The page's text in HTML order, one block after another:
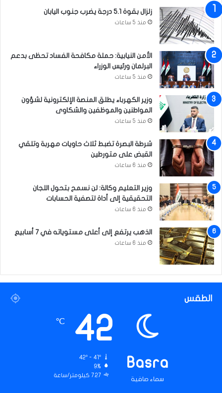
د
م
ي
ر
ا
ؤ
م
ن
ن
و
ب
ي
ب
م
ن
ب
ة
ا
د
ة
ا
ل
إ
م
ا
م
ا
ل
ح
س
ن
(
زلزال بقوة 5.1 درجة يضرب جنوب اليابان
منذ 5 ساعات
الأمن النيابية: حملة مكافحة الفساد تحظى بدعم
البرلمان ورئيس الوزراء
منذ 5 ساعات
وزير الكهرباء يطلق المنصة الإلكترونية لشؤون
المواطنين والموظفين والشكاوى
منذ 5 ساعات
شرطة البصرة تضبط ثلاث حاويات مهربة وتلقي
القبض على متورطين
منذ 6 ساعات
وزير التعليم وكالة: لن نسمح بتحول اللجان
التحقيقية إلى أداة لتصفية الحسابات
منذ 6 ساعات
الذهب يرتفع إلى أعلى مستوياته في 7 أسابيع
منذ 6 ساعات
الطقس
Basra
سماء صافية
42
℃
42º - 41º
9%
7.27 كيلومتر/ساعة